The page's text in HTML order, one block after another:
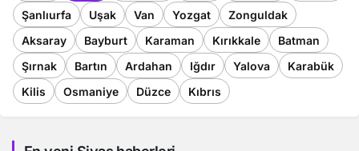
Şanlıurfa
Uşak Van Yozgat
Zonguldak
Aksaray
Bayburt Karaman Kırıkkale
Batman
Şırnak
Bartın Ardahan Iğdır Yalova
Karabük
Kilis
Osmaniye Düzce Kıbrıs